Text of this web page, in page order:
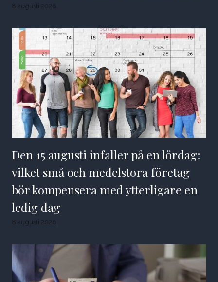
8 augusti 2026
Den 15 augusti infaller på en lördag:
vilket små och medelstora företag
bör kompensera med ytterligare en
ledig dag
8 augusti 2026